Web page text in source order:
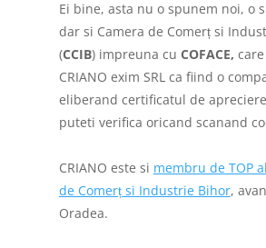
Ei bine, asta nu o spunem noi, o
dar si Camera de Comerț si
(CCIB) impreuna cu COFACE,
CRIANO exim SRL ca fiind o
eliberand certificatul de
puteti verifica oricand scanand
CRIANO este si membru de TOP al
de Comerț si Industrie Bihor,
Oradea.